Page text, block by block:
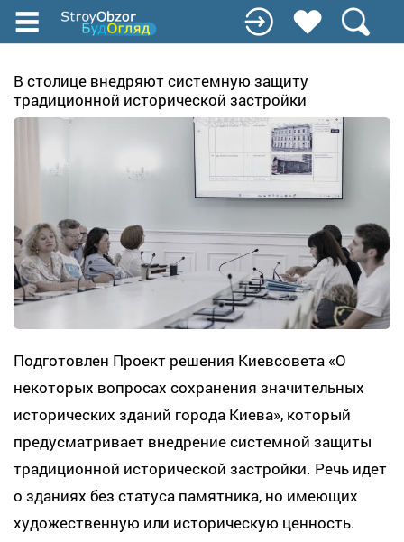
Перейти
до
вмісту
В столице внедряют системную защиту
традиционной исторической застройки
Подготовлен Проект решения Киевсовета «О
некоторых вопросах сохранения значительных
исторических зданий города Киева», который
предусматривает внедрение системной защиты
традиционной исторической застройки. Речь идет
о зданиях без статуса памятника, но имеющих
художественную или историческую ценность.